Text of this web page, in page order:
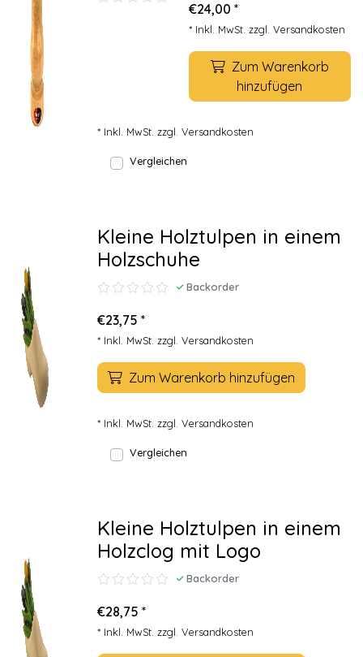
€24,00 *
* Inkl. MwSt. zzgl. Versandkosten
Zum Warenkorb
hinzufügen
* Inkl. MwSt. zzgl. Versandkosten
Vergleichen
Kleine Holztulpen in einem
Holzschuhe
Backorder
€23,75 *
* Inkl. MwSt. zzgl. Versandkosten
Zum Warenkorb hinzufügen
* Inkl. MwSt. zzgl. Versandkosten
Vergleichen
Kleine Holztulpen in einem
Holzclog mit Logo
Backorder
€28,75 *
* Inkl. MwSt. zzgl. Versandkosten